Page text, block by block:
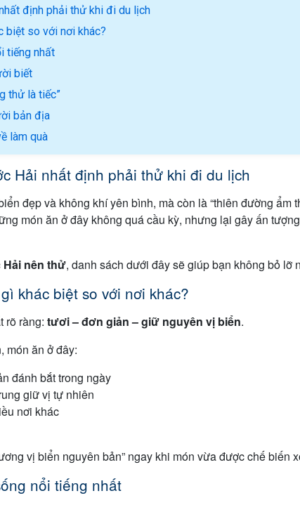
định phải thử khi đi du lịch
biệt so với nơi khác?
tiếng nhất
biết
thử là tiếc”
bản địa
làm quà
Hải nhất định phải thử khi đi du lịch
đẹp và không khí yên bình, mà còn là “thiên đường ẩm
món ăn ở đây không quá cầu kỳ, nhưng lại gây ấn
nên thử, danh sách dưới đây sẽ giúp bạn không bỏ lỡ
khác biệt so với nơi khác?
rõ ràng: tươi – đơn giản – giữ nguyên vị biển.
món ăn ở đây:
đánh bắt trong ngày
giữ vị tự nhiên
nơi khác
vị biển nguyên bản” ngay khi món vừa được chế biến
nổi tiếng nhất